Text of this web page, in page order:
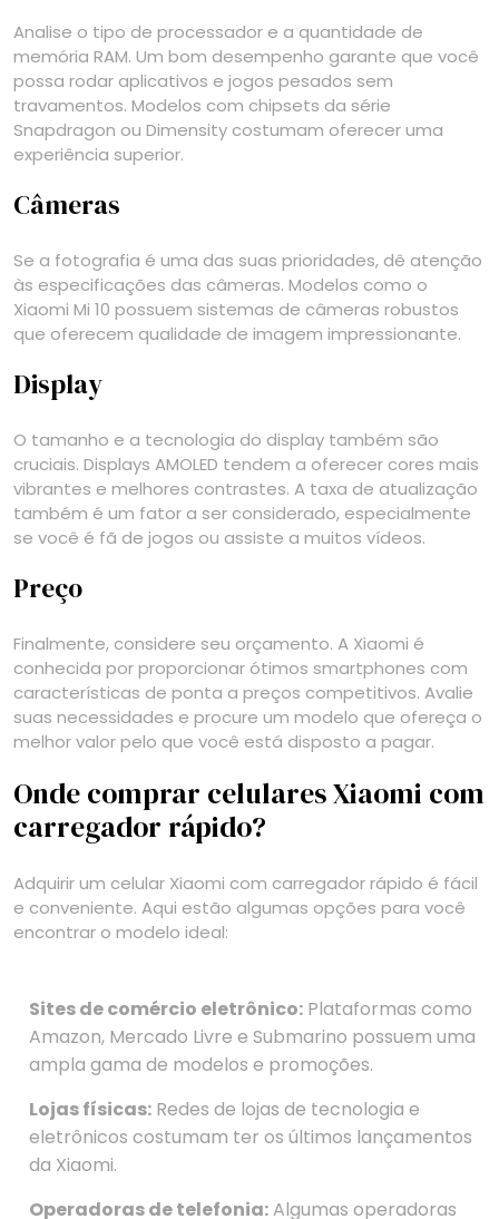
Analise o tipo de processador e a quantidade de
memória RAM. Um bom desempenho garante que você
possa rodar aplicativos e jogos pesados sem
travamentos. Modelos com chipsets da série
Snapdragon ou Dimensity costumam oferecer uma
experiência superior.
Câmeras
Se a fotografia é uma das suas prioridades, dê atenção
às especificações das câmeras. Modelos como o
Xiaomi Mi 10 possuem sistemas de câmeras robustos
que oferecem qualidade de imagem impressionante.
Display
O tamanho e a tecnologia do display também são
cruciais. Displays AMOLED tendem a oferecer cores mais
vibrantes e melhores contrastes. A taxa de atualização
também é um fator a ser considerado, especialmente
se você é fã de jogos ou assiste a muitos vídeos.
Preço
Finalmente, considere seu orçamento. A Xiaomi é
conhecida por proporcionar ótimos smartphones com
características de ponta a preços competitivos. Avalie
suas necessidades e procure um modelo que ofereça o
melhor valor pelo que você está disposto a pagar.
Onde comprar celulares Xiaomi com
carregador rápido?
Adquirir um celular Xiaomi com carregador rápido é fácil
e conveniente. Aqui estão algumas opções para você
encontrar o modelo ideal:
Sites de comércio eletrônico: Plataformas como
Amazon, Mercado Livre e Submarino possuem uma
ampla gama de modelos e promoções.
Lojas físicas: Redes de lojas de tecnologia e
eletrônicos costumam ter os últimos lançamentos
da Xiaomi.
Operadoras de telefonia:Algumas operadoras